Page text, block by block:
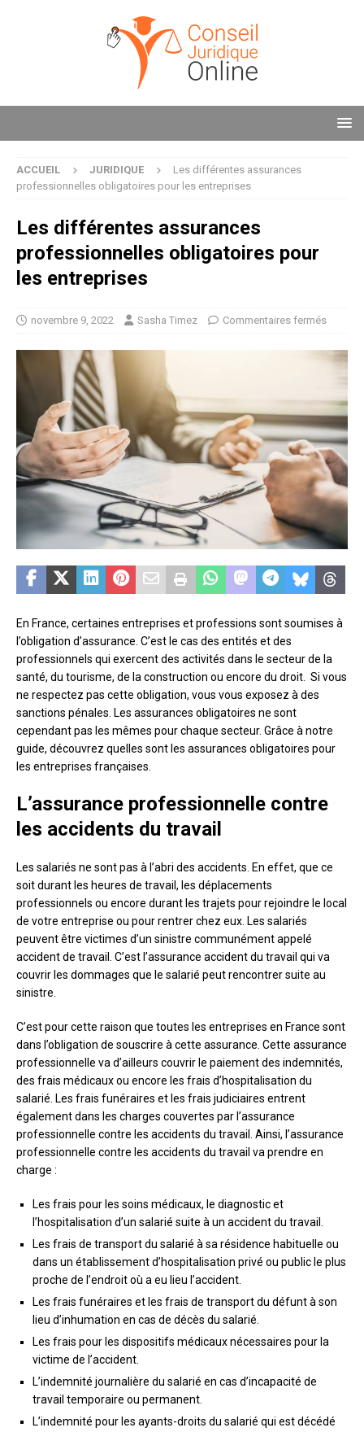
ACCUEIL JURIDIQUE
Les différentes assurances
professionnelles obligatoires pour les entreprises
Les différentes assurances
professionnelles obligatoires pour
les entreprises
novembre 9, 2022 Sasha Timez Commentaires fermés
En France, certaines entreprises et professions sont soumises à
l’obligation d’assurance. C’est le cas des entités et des
professionnels qui exercent des activités dans le secteur de la
santé, du tourisme, de la construction ou encore du droit. Si vous
ne respectez pas cette obligation, vous vous exposez à des
sanctions pénales. Les assurances obligatoires ne sont
cependant pas les mêmes pour chaque secteur. Grâce à notre
guide, découvrez quelles sont les assurances obligatoires pour
les entreprises françaises.
L’assurance professionnelle contre
les accidents du travail
Les salariés ne sont pas à l’abri des accidents. En effet, que ce
soit durant les heures de travail, les déplacements
professionnels ou encore durant les trajets pour rejoindre le local
de votre entreprise ou pour rentrer chez eux. Les salariés
peuvent être victimes d’un sinistre communément appelé
accident de travail. C’est l’assurance accident du travail qui va
couvrir les dommages que le salarié peut rencontrer suite au
sinistre.
C’est pour cette raison que toutes les entreprises en France sont
dans l’obligation de souscrire à cette assurance. Cette assurance
professionnelle va d’ailleurs couvrir le paiement des indemnités,
des frais médicaux ou encore les frais d’hospitalisation du
salarié. Les frais funéraires et les frais judiciaires entrent
également dans les charges couvertes par l’assurance
professionnelle contre les accidents du travail. Ainsi, l’assurance
professionnelle contre les accidents du travail va prendre en
charge :
Les frais pour les soins médicaux, le diagnostic et
l’hospitalisation d’un salarié suite à un accident du travail.
Les frais de transport du salarié à sa résidence habituelle ou
dans un établissement d’hospitalisation privé ou public le plus
proche de l’endroit où a eu lieu l’accident.
Les frais funéraires et les frais de transport du défunt à son
lieu d’inhumation en cas de décès du salarié.
Les frais pour les dispositifs médicaux nécessaires pour la
victime de l’accident.
L’indemnité journalière du salarié en cas d’incapacité de
travail temporaire ou permanent.
L’indemnité pour les ayants-droits du salarié qui est décédé